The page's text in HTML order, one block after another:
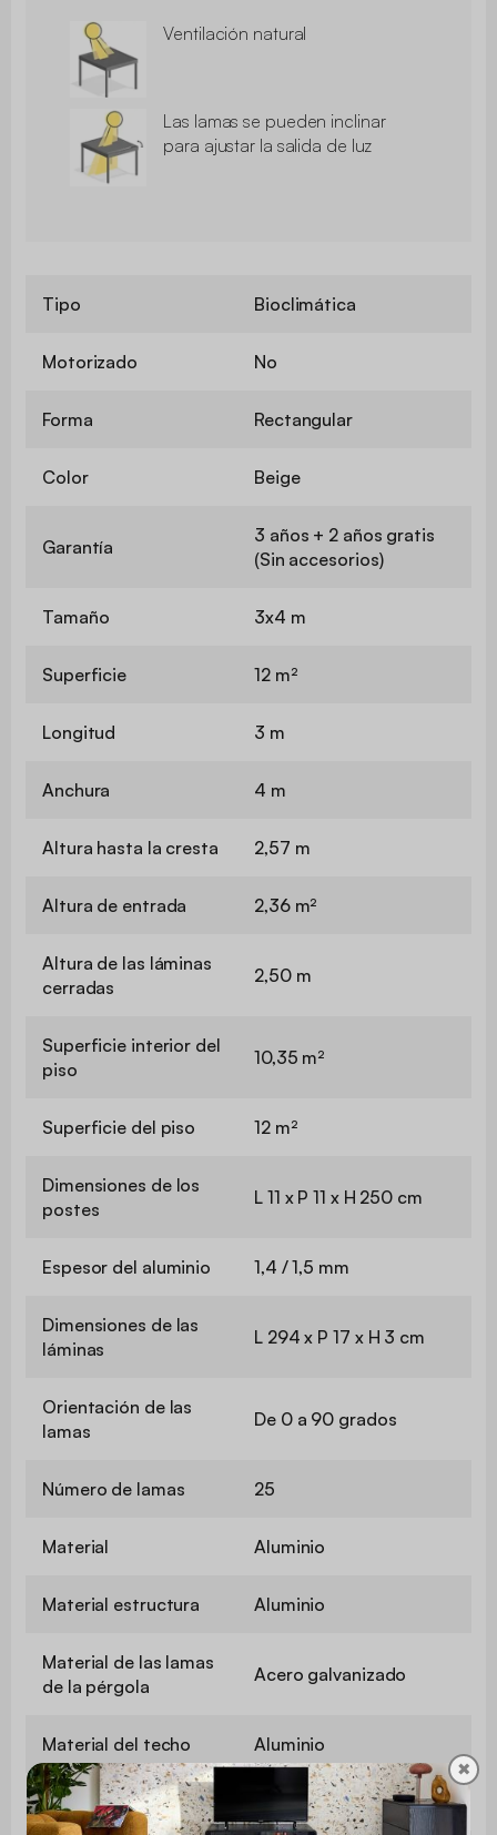
Ventilación natural
Las lamas se pueden inclinar
para ajustar la salida de luz
Tipo Bioclimática
Motorizado No
Forma Rectangular
Color Beige
Garantía
3 años + 2 años gratis
(Sin accesorios)
Tamaño 3x4 m
Superficie 12 m²
Longitud 3 m
Anchura 4 m
Altura hasta la cresta 2,57 m
Altura de entrada 2,36 m²
Altura de las láminas
cerradas
2,50 m
Superficie interior del
piso
10,35 m²
Superficie del piso 12 m²
Dimensiones de los
postes
L 11 x P 11 x H 250 cm
Espesor del aluminio 1,4 / 1,5 mm
Dimensiones de las
láminas
L 294 x P 17 x H 3 cm
Orientación de las
lamas
De 0 a 90 grados
Número de lamas 25
Material Aluminio
Material estructura Aluminio
Material de las lamas
de la pérgola
Acero galvanizado
Material del techo Aluminio
Material del poste Aluminio
✖